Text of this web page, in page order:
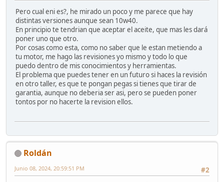
Pero cual eni es?, he mirado un poco y me parece que hay
distintas versiones aunque sean 10w40.
En principio te tendrian que aceptar el aceite, que mas les dará
poner uno que otro.
Por cosas como esta, como no saber que le estan metiendo a
tu motor, me hago las revisiones yo mismo y todo lo que
puedo dentro de mis conocimientos y herramientas.
El problema que puedes tener en un futuro si haces la revisión
en otro taller, es que te pongan pegas si tienes que tirar de
garantia, aunque no deberia ser asi, pero se pueden poner
tontos por no hacerte la revision ellos.
Roldán
#2
Junio 08, 2024, 20:59:51 PM